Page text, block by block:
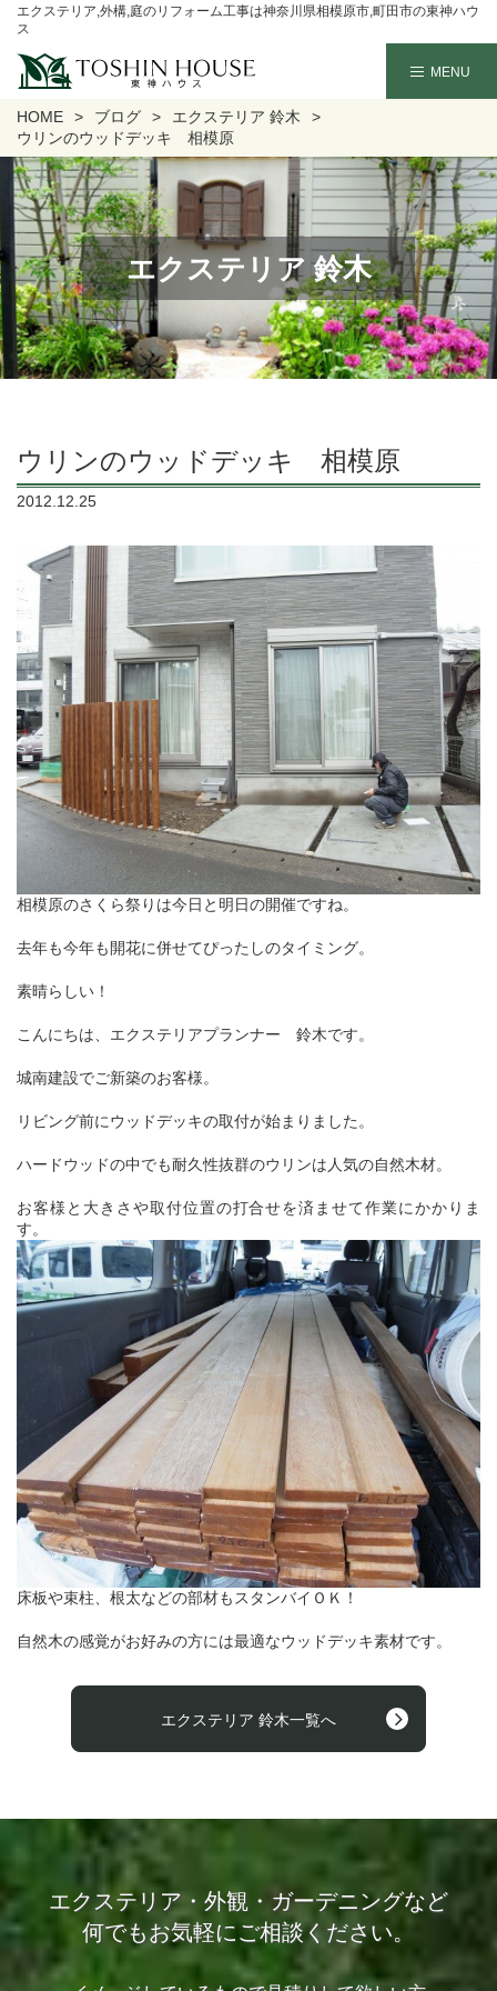
エクステリア,外構,庭のリフォーム工事は神奈川県相模原市,町田市の東神ハウ
ス
HOME ブログ
エクステリア 鈴木
ウリンのウッドデッキ 相模原
エクステリア 鈴木
ウリンのウッドデッキ 相模原
2012.12.25
相模原のさくら祭りは今日と明日の開催ですね。
去年も今年も開花に併せてぴったしのタイミング。
素晴らしい！
こんにちは、エクステリアプランナー 鈴木です。
城南建設でご新築のお客様。
リビング前にウッドデッキの取付が始まりました。
ハードウッドの中でも耐久性抜群のウリンは人気の自然木材。
お客様と大きさや取付位置の打合せを済ませて作業にかかりま
す。
床板や束柱、根太などの部材もスタンバイＯＫ！
自然木の感覚がお好みの方には最適なウッドデッキ素材です。
エクステリア 鈴木一覧へ
エクステリア・外観・ガーデニングなど
何でもお気軽にご相談ください。